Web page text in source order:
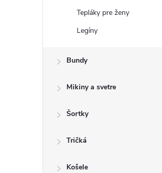
Tepláky pre ženy
Legíny
Bundy
Mikiny a svetre
Šortky
Tričká
Košele